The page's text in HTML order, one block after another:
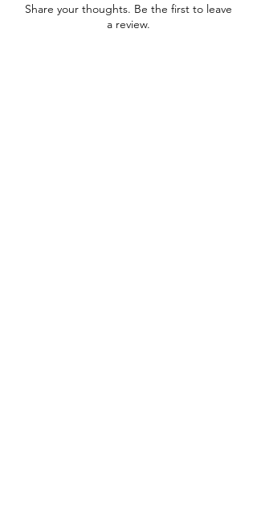
Share your thoughts. Be the first to leave
a review.